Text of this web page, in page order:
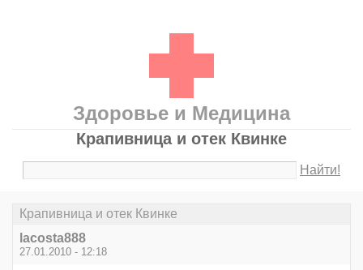
Здоровье и Медицина
Крапивница и отек Квинке
Найти!
Крапивница и отек Квинке
lacosta888
27.01.2010 - 12:18